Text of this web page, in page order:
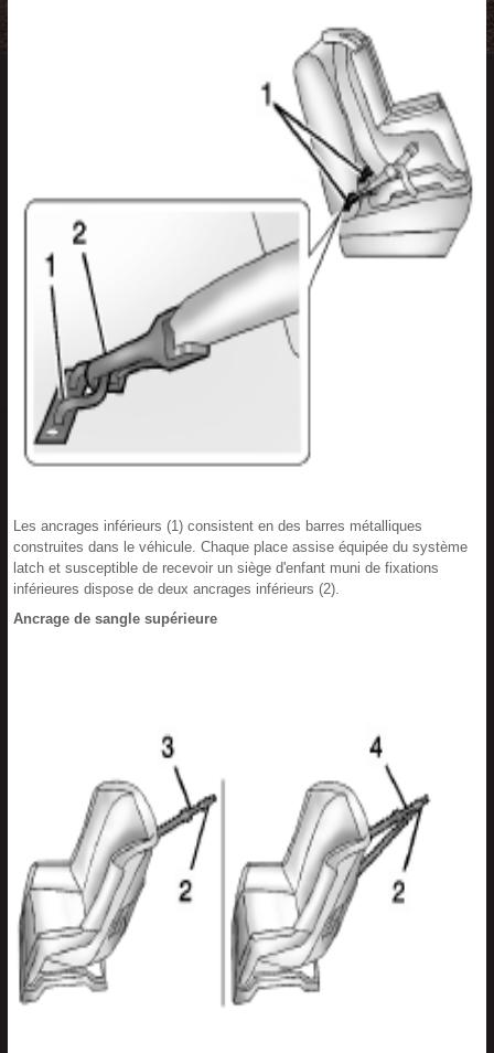
Les ancrages inférieurs (1) consistent en des barres métalliques
construites dans le véhicule. Chaque place assise équipée du système
latch et susceptible de recevoir un siège d'enfant muni de fixations
inférieures dispose de deux ancrages inférieurs (2).
Ancrage de sangle supérieure